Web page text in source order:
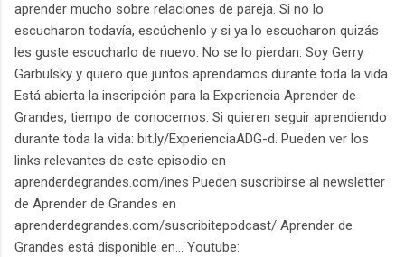
aprender mucho sobre relaciones de pareja. Si no lo
escucharon todavía, escúchenlo y si ya lo escucharon quizás
les guste escucharlo de nuevo. No se lo pierdan. Soy Gerry
Garbulsky y quiero que juntos aprendamos durante toda la vida.
Está abierta la inscripción para la Experiencia Aprender de
Grandes, tiempo de conocernos. Si quieren seguir aprendiendo
durante toda la vida: bit.ly/ExperienciaADG-d. Pueden ver los
links relevantes de este episodio en
aprenderdegrandes.com/ines Pueden suscribirse al newsletter
de Aprender de Grandes en
aprenderdegrandes.com/suscribitepodcast/ Aprender de
Grandes está disponible en... Youtube: